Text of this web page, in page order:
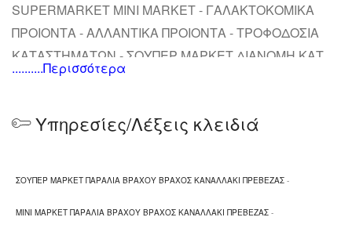
SUPERMARKET MINI MARKET - ΓΑΛΑΚΤΟΚΟΜΙΚΑ
ΠΡΟΙΟΝΤΑ - ΑΛΛΑΝΤΙΚΑ ΠΡΟΙΟΝΤΑ - ΤΡΟΦΟΔΟΣΙΑ
ΚΑΤΑΣΤΗΜΑΤΩΝ - ΣΟΥΠΕΡ ΜΑΡΚΕΤ ΔΙΑΝΟΜΗ ΚΑΤ
ΟΙΚΟΝ - SOUVENIR
..........Περισσότερα
Υπηρεσίες/Λέξεις κλειδιά
ΣΟΥΠΕΡ ΜΑΡΚΕΤ ΠΑΡΑΛΙΑ ΒΡΑΧΟΥ ΒΡΑΧΟΣ ΚΑΝΑΛΛΑΚΙ ΠΡΕΒΕΖΑΣ -
ΜΙΝΙ ΜΑΡΚΕΤ ΠΑΡΑΛΙΑ ΒΡΑΧΟΥ ΒΡΑΧΟΣ ΚΑΝΑΛΛΑΚΙ ΠΡΕΒΕΖΑΣ -